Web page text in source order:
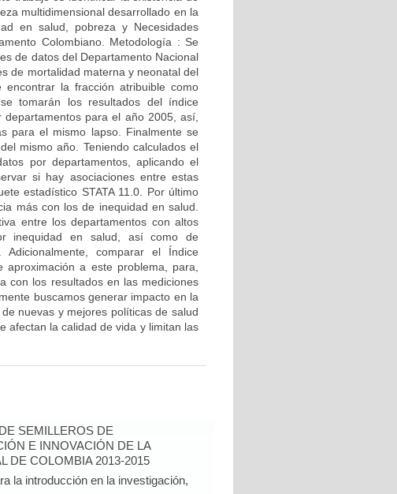
multidimensional desarrollado en la
en salud, pobreza y Necesidades
Colombiano. Metodología : Se
de datos del Departamento Nacional
de mortalidad materna y neonatal del
la fracción atribuible como
tomarán los resultados del índice
para el año 2005, así,
para el mismo lapso. Finalmente se
mismo año. Teniendo calculados el
por departamentos, aplicando el
si hay asociaciones entre estas
estadístico STATA 11.0. Por último
más con los de inequidad en salud.
entre los departamentos con altos
inequidad en salud, así como de
comparar el Índice
a este problema, para,
con los resultados en las mediciones
buscamos generar impacto en la
nuevas y mejores políticas de salud
afectan la calidad de vida y limitan las
SEMILLEROS DE
E INNOVACIÓN DE LA
DE COLOMBIA 2013-2015
la introducción en la investigación,